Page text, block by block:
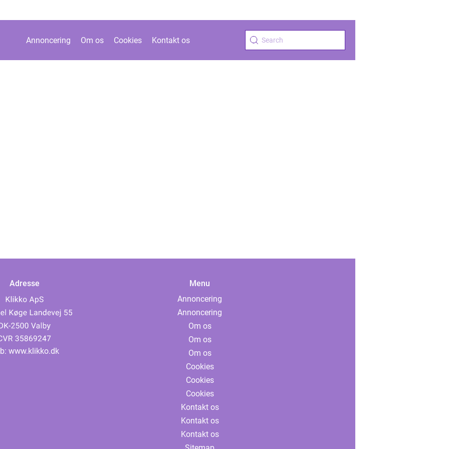
Annoncering Om os Cookies Kontakt os
Adresse
www.klikko.dk
Menu
Annoncering
Annoncering
Om os
Om os
Om os
Cookies
Cookies
Cookies
Kontakt os
Kontakt os
Kontakt os